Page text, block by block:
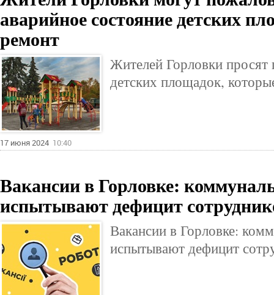
аварийное состояние детских
ремонт
Жителей Горловки просят
детских площадок,
17 июня 2024 10:40
Вакансии в Горловке:
испытывают дефицит
Вакансии в Горловке:
испытывают дефицит